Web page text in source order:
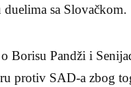
duelima sa Slovačkom.
Borisu Pandži i
protiv SAD-a zbog